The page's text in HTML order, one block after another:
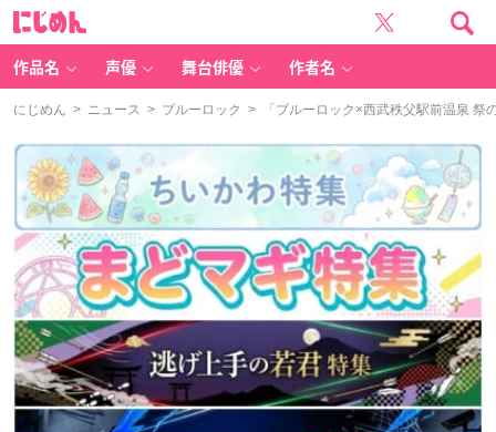
作品名 声優 舞台俳優 作者名
にじめん > ニュース > ブルーロック > 「ブルーロック×西武秩父駅前温泉 祭